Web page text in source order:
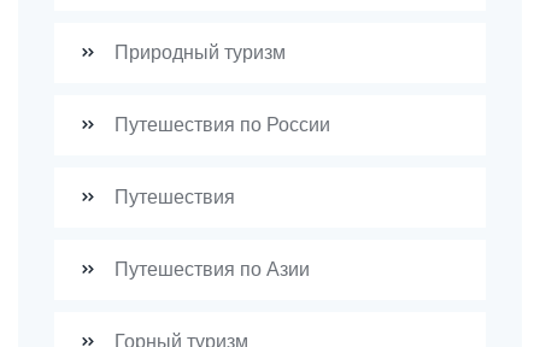
Природный туризм
Путешествия по России
Путешествия
Путешествия по Азии